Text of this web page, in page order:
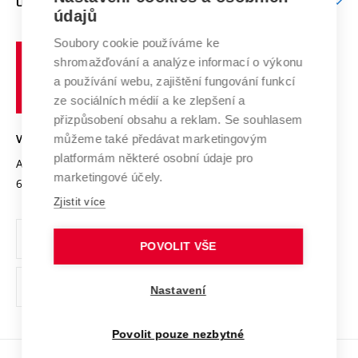
E-přihláška
Doktorské studium
Podpora podnikání
Systém zajišťování kvality výzkumu
Výzkumné infrastruktury
Transfer znalostí
Open Science
Projekty
Projekty ze strukturálních fondů
Specifický výzkum
Zahraniční spolupráce
Spolupráce se školami
Mezinárodní dohody
Univerzitní sítě
Profil univerzity
Udržitelná univerzita
Podnikavá univerzita / ContriBUTe
Bezpečná univerzita
Vyznamenání
Organizační struktura
Ochrana osobních údajů
odkaz)
učení
technické
Brně
VYSOKÉ UČENÍ TECHNICKÉ V BRNĚ
Antonínská 548/1
602 00 Brno
www.vut.cz
vut@vutbr.cz
údajů
Soubory cookie používáme ke
shromažďování a analýze informací o výkonu
a používání webu, zajištění fungování funkcí
ze sociálních médií a ke zlepšení a
přizpůsobení obsahu a reklam. Se souhlasem
můžeme také předávat marketingovým
platformám některé osobní údaje pro
marketingové účely.
Zjistit více
POVOLIT VŠE
Nastavení
Povolit pouze nezbytné